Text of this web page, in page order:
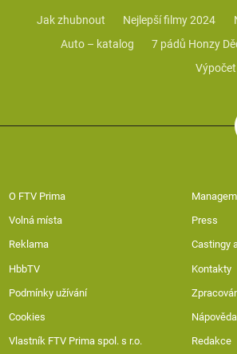
Jak zhubnout Nejlepší filmy 2024
Auto – katalog
7 pádů Honzy
O FTV Prima
Volná místa Press
Reklama Castingy
HbbTV Kontakty
Podmínky užívání
Cookies Nápověda
Vlastník FTV Prima spol. s r.o. Redakce